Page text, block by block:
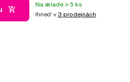
Na sklade > 5 ks
Ihneď v 3 prodejnách